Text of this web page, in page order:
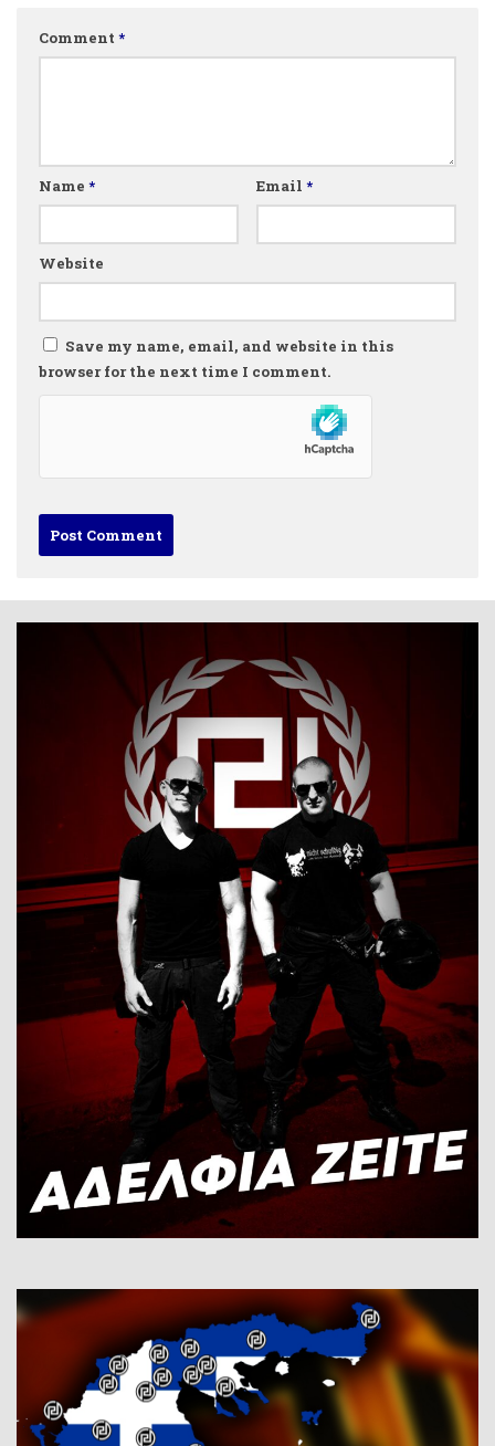
Comment *
Name * Email *
Website
Save my name, email, and website in this
browser for the next time I comment.